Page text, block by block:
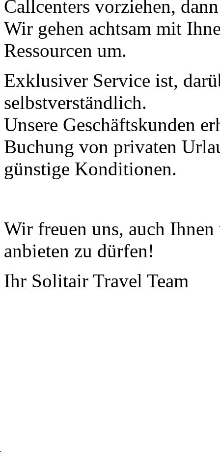
Callcenters vorziehen,
Wir gehen achtsam mit
Ressourcen um.
Exklusiver Service ist,
selbstverständlich.
Unsere Geschäftskunden
Buchung von privaten
günstige Konditionen.
Wir freuen uns, auch Ihnen
anbieten zu dürfen!
Ihr Solitair Travel Team